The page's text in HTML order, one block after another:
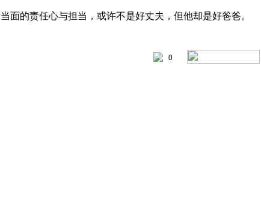
面的责任心与担当，或许不是好丈夫，但他却是好爸爸。
0